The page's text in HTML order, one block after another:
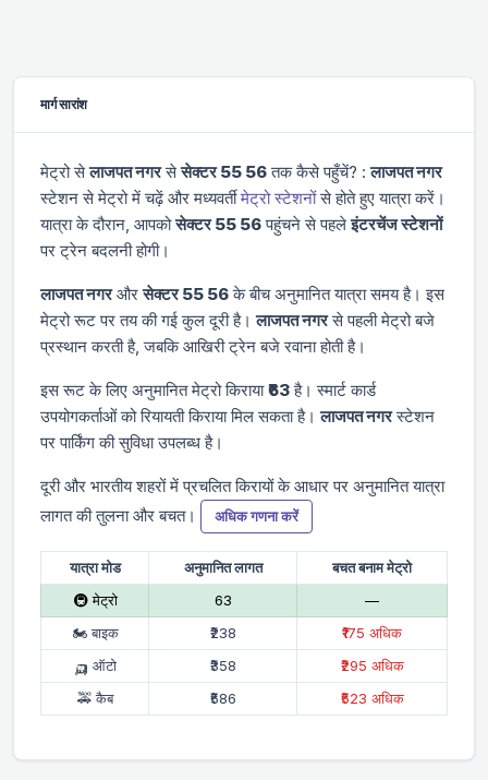
मार्ग सारांश
मेट्रो सेलाजपत नगरसेसेक्टर 55 56तक कैसे पहुँचें? :लाजपत नगर
स्टेशन से मेट्रो में चढ़ें औरमध्यवर्तीमेट्रो स्टेशनोंसे होते हुए यात्रा करें।
यात्रा के दौरान, आपकोसेक्टर 55 56पहुंचने से पहलेइंटरचेंज स्टेशनों
पर ट्रेन बदलनी होगी।
लाजपत नगरऔरसेक्टर 55 56के बीच अनुमानित यात्रा समयहै। इस
मेट्रो रूट पर तय की गई कुल दूरीहै।लाजपत नगरसे पहली मेट्रोबजे
प्रस्थान करती है, जबकि आखिरी ट्रेनबजे रवाना होती है।
इस रूट के लिए अनुमानित मेट्रो किराया₹63है। स्मार्ट कार्ड
उपयोगकर्ताओं को रियायती किराया मिल सकता है।लाजपत नगरस्टेशन
पर पार्किंग की सुविधा उपलब्ध है।
दूरी और भारतीय शहरों में प्रचलित किरायों के आधार पर अनुमानित यात्रा
लागत की तुलना और बचत।
अधिक गणना करें
यात्रा मोड अनुमानित लागत
बचत बनाम मेट्रो
🚇 मेट्रो
₹63
—
🏍 बाइक
₹238
₹175 अधिक
🛺 ऑटो
₹358
₹295 अधिक
🚕 कैब
₹586 ₹523 अधिक